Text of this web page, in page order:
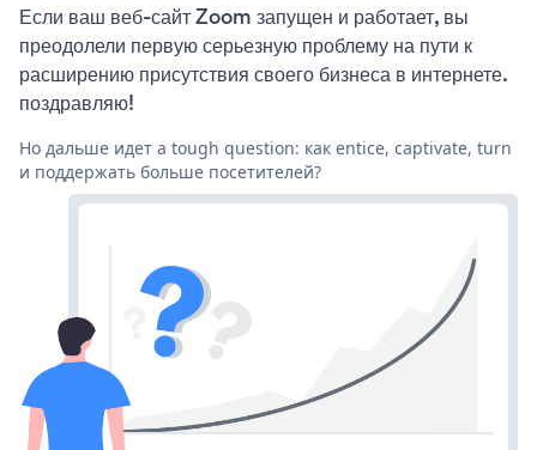
Если ваш веб-сайт Zoom запущен и работает, вы
преодолели первую серьезную проблему на пути к
расширению присутствия своего бизнеса в интернете.
поздравляю!
Но дальше идет a tough question: как entice, captivate, turn
и поддержать больше посетителей?